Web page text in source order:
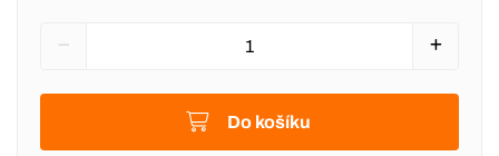
Do košíku